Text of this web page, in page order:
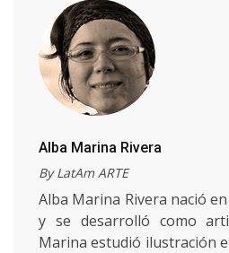
Alba Marina Rivera
By LatAm ARTE
Alba Marina Rivera nació
y se desarrolló como
Marina estudió ilustración